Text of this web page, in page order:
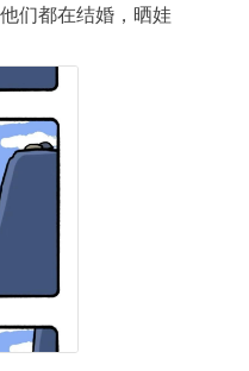
们都在结婚，晒娃